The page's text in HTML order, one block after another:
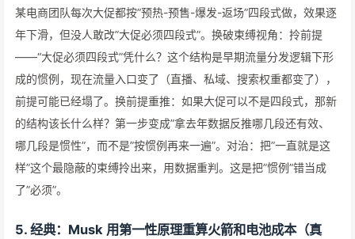
某电商团队每次大促都按”预热-预售-爆发-返场”四段式做，效果逐
年下滑，但没人敢改”大促必须四段式”。换破束缚视角：拎前提
——“大促必须四段式”凭什么？这个结构是早期流量分发逻辑下形
成的惯例，现在流量入口变了（直播、私域、搜索权重都变了），
前提可能已经塌了。换前提重推：如果大促可以不是四段式，那新
的结构该长什么样？第一步变成”拿去年数据反推哪几段还有效、
哪几段是惯性”，而不是”按惯例再来一遍”。对治：把”一直就是这
样”这个最隐蔽的束缚拎出来，用数据重判。这是把”惯例”错当成
了”必须”。
5. 经典：Musk 用第一性原理重算火箭和电池成本（真